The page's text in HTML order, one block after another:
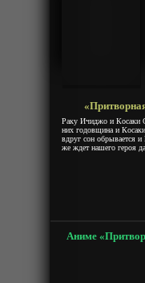
Раку Ичиджо и Косаки
них годовщина и Косаки
вдруг сон обрывается
же ждет нашего героя
Аниме